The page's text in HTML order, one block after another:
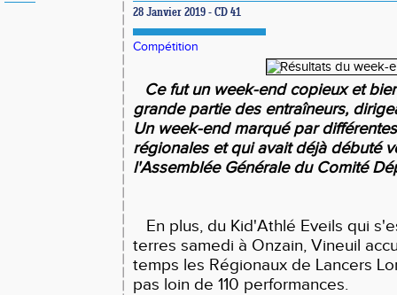
28 Janvier 2019 - CD 41
Compétition
Ce fut un week-end copieux et
grande partie des entraîneurs,
Un week-end marqué par
régionales et qui avait déjà débuté
l'Assemblée Générale du Comité
En plus, du Kid'Athlé Eveils qui
terres samedi à Onzain, Vineuil
temps les Régionaux de Lancers
pas loin de 110 performances.